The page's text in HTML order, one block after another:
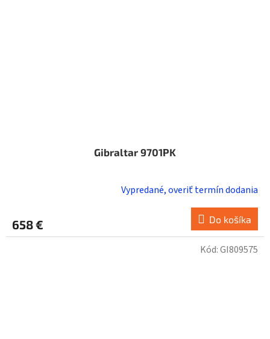
Gibraltar 9701PK
Vypredané, overiť termín dodania
658 € Do košíka
Kód:GI809575